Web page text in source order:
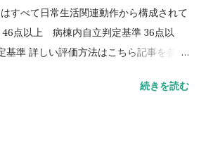
すべて日常生活関連動作から構成されて
46点以上 病棟内自立判定基準 36点以
準 詳しい評価方法はこちら記事を参照
）テスト 方法 肘掛つきの椅子から立
続きを読む